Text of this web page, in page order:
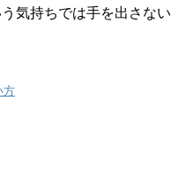
気持ちでは手を出さない
方